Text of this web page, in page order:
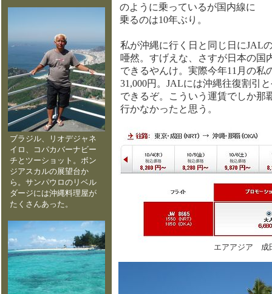
ブラジル、リオデジャネ
イロ、コパカバーナビー
チとツーショット。ボン
ジアスカルの展望台か
ら。サンパウロのリベル
ダージには沖縄料理屋が
たくさんあった。
のように乗っているが国内線に
乗るのは10年ぶり。
私が沖縄に行く日と同じ日にJAL
唖然。すげえな、さすが日本の国
できるやんけ。実際今年11月の私
31,000円。JALには沖縄往復割引
できるぞ。こういう運賃でしか那
行かなかったと思う。
エアアジア 成